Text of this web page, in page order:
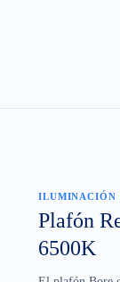
ILUMINACIÓN
Plafón
6500K